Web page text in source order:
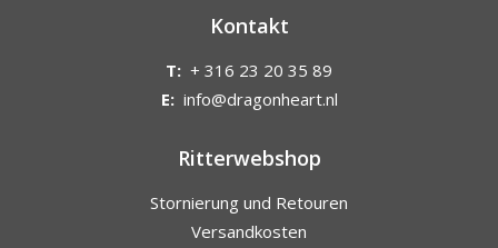
Kontakt
T: + 316 23 20 35 89
E: info@dragonheart.nl
Ritterwebshop
Stornierung und Retouren
Versandkosten